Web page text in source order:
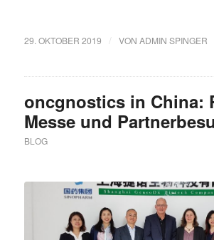
29. OKTOBER 2019 / VON ADMIN SPINGER
oncgnostics in China:
Messe und
BLOG